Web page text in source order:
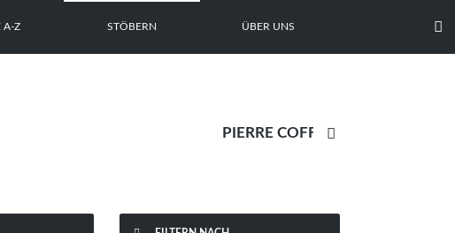
A-Z STÖBERN ÜBER UNS 
